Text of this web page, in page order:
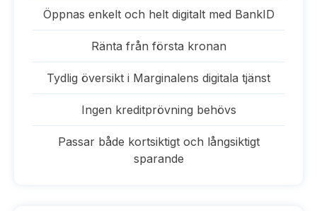
Öppnas enkelt och helt digitalt med BankID
Ränta från första kronan
Tydlig översikt i Marginalens digitala tjänst
Ingen kreditprövning behövs
Passar både kortsiktigt och långsiktigt
sparande